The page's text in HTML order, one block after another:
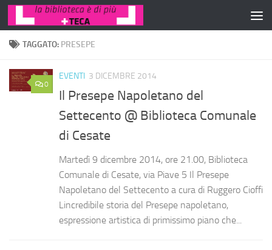
Salta al contenuto
TAGGATO: PRESEPE
0
EVENTI 3 DICEMBRE 2014
Il Presepe Napoletano del
Settecento @ Biblioteca Comunale
di Cesate
Martedì 9 dicembre 2014, ore 21.00, Biblioteca
Comunale di Cesate, via Piave 5 Il Presepe
Napoletano del Settecento a cura di Ruggero Cioffi
Lincredibile storia del Presepe napoletano,
espressione artistica di primissimo piano che...